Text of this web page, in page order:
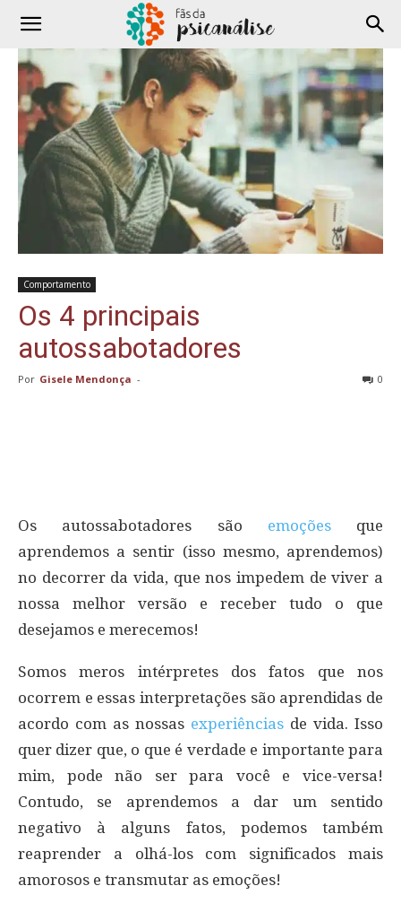
Comportamento
Os 4 principais
autossabotadores
Por Gisele Mendonça - 0
Os autossabotadores são emoçõesque
aprendemos a sentir (isso mesmo, aprendemos)
no decorrer da vida, que nos impedem de viver a
nossa melhor versão e receber tudo o que
desejamos e merecemos!
Somos meros intérpretes dos fatos que nos
ocorrem e essas interpretações são aprendidas de
acordo com as nossas experiências de vida. Isso
quer dizer que, o que é verdade e importante para
mim, pode não ser para você e vice-versa!
Contudo, se aprendemos a dar um sentido
negativo à alguns fatos, podemos também
reaprender a olhá-los com significados mais
amorosos e transmutar as emoções!